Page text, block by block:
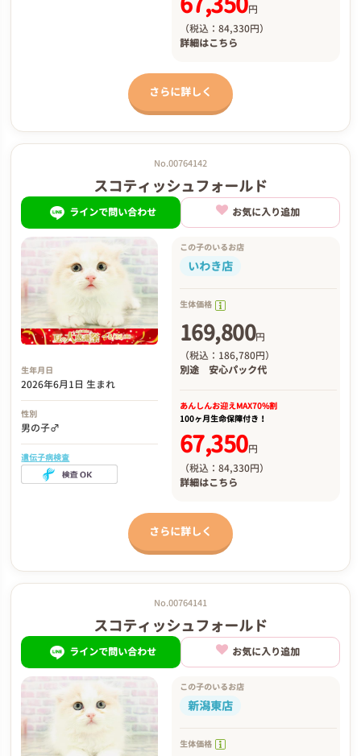
円
（税込：84,330円）
詳細はこちら
さらに詳しく
No.00764142
スコティッシュフォールド
ラインで問い合わせ お気に入り追加
生年月日
2026年6月1日 生まれ
性別
男の子♂
遺伝子病検査
この子のいるお店
いわき店
生体価格
169,800円
（税込：186,780円）
別途 安心パック代
あんしんお迎えMAX70%割
100ヶ月生命保障付き！
67,350円
（税込：84,330円）
詳細はこちら
さらに詳しく
No.00764141
スコティッシュフォールド
ラインで問い合わせ お気に入り追加
この子のいるお店
新潟東店
生体価格